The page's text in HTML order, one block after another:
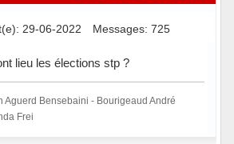
29-06-2022 Messages: 725
lieu les élections stp ?
Aguerd Bensebaini - Bourigeaud André
Frei